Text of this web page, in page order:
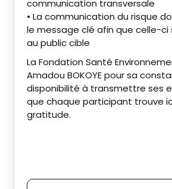
communication transversale
• La communication du risque
le message clé afin que celle-
au public cible
La Fondation Santé
Amadou BOKOYE pour sa
disponibilité à transmettre ses
que chaque participant trouve
gratitude.